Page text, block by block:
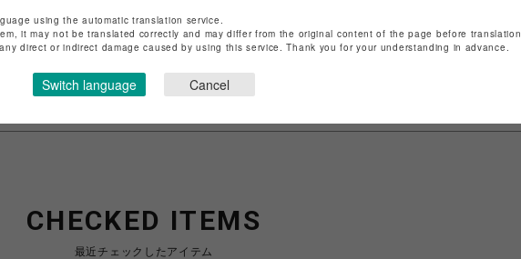
など法令に基づく表記はこちら
い合わせはこちら
SHOP TOP
CHECKED ITEMS
最近チェックしたアイテム
using the automatic translation service.
it may not be translated correctly and may differ from the original content of the page before translation.
direct or indirect damage caused by using this service. Thank you for your understanding in advance.
Switch language Cancel